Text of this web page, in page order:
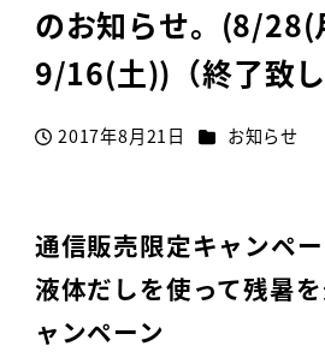
のお知らせ。(8/28(
9/16(土))（終了致し
投稿日
2017年8月21日 カテゴリー
お知らせ
通信販売限定キャンペー
液体だしを使って残暑
ャンペーン